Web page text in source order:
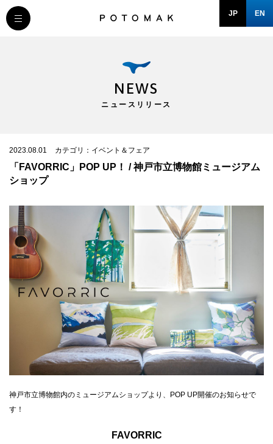
JP EN
COMPANY
DOMAIN
NEWS
CLOSE
NEWS
ニュースリリース
2023.08.01 カテゴリ：イベント＆フェア
「FAVORRIC」POP UP！ / 神戸市立博物館ミュージアム
ショップ
神戸市立博物館内のミュージアムショップより、POP UP開催のお知らせで
す！
FAVORRIC